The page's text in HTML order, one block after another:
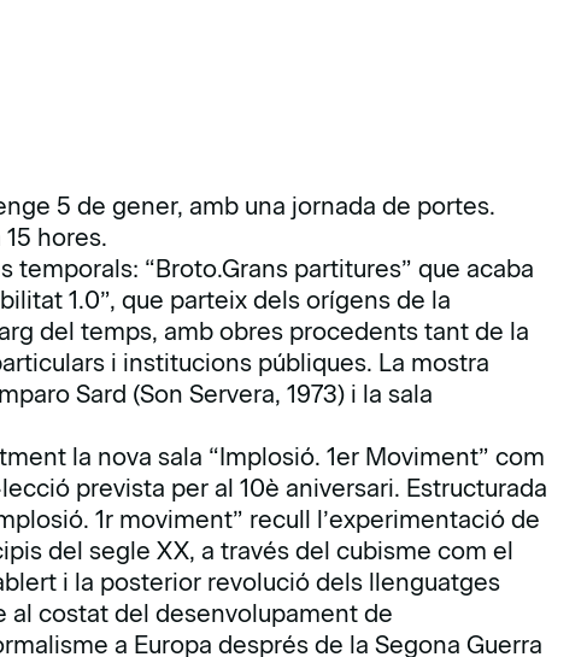
5 de gener, amb una jornada de portes.
hores.
“Broto.Grans partitures” que acaba
1.0”, que parteix dels orígens de la
del temps, amb obres procedents tant de la
i institucions públiques. La mostra
Sard (Son Servera, 1973) i la sala
la nova sala “Implosió. 1er Moviment” com
prevista per al 10è aniversari. Estructurada
1r moviment” recull l’experimentació de
del segle XX, a través del cubisme com el
i la posterior revolució dels llenguatges
al costat del desenvolupament de
a Europa després de la Segona Guerra